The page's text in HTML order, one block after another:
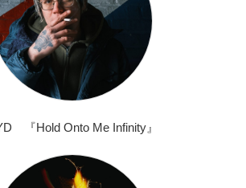
『Hold Onto Me Infinity』